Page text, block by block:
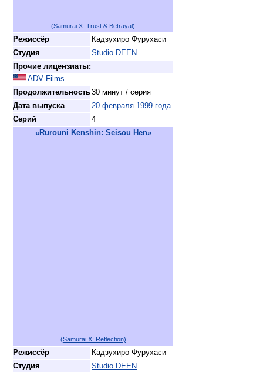
(Samurai X: Trust & Betrayal)
Режиссёр
Кадзухиро Фурухаси
Студия
Studio DEEN
Прочие лицензиаты:
ADV Films
Продолжительность30 минут / серия
Дата выпуска
20 февраля 1999 года
Серий
4
«Rurouni Kenshin: Seisou Hen»
(Samurai X: Reflection)
Режиссёр
Кадзухиро Фурухаси
Студия
Studio DEEN